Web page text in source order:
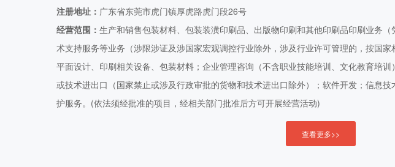
注册地址： 广东省东莞市虎门镇厚虎路虎门段26号
经营范围： 生产和销售包装材料、包装装潢印刷品、出版物印刷和其他印刷品印刷业务
术支持服务等业务（涉限涉证及涉国家宏观调控行业除外，涉及行业许可管理的，按国
平面设计、印刷相关设备、包装材料；企业管理咨询（不含职业技能培训、文化教育培
或技术进出口（国家禁止或涉及行政审批的货物和技术进出口除外）；软件开发；信息
护服务。(依法须经批准的项目，经相关部门批准后方可开展经营活动)
查看更多>>